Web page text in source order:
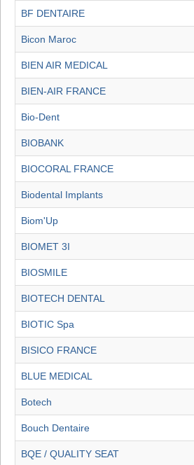
BF DENTAIRE
Bicon Maroc
BIEN AIR MEDICAL
BIEN-AIR FRANCE
Bio-Dent
BIOBANK
BIOCORAL FRANCE
Biodental Implants
Biom'Up
BIOMET 3I
BIOSMILE
BIOTECH DENTAL
BIOTIC Spa
BISICO FRANCE
BLUE MEDICAL
Botech
Bouch Dentaire
BQE / QUALITY SEAT